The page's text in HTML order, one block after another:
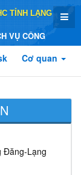
TỈNH LẠNG
VỤ CÔNG
Cơ quan
Đăng-Lạng